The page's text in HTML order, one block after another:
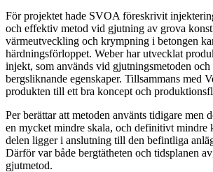
För projektet hade SVOA föreskrivit
och effektiv metod vid gjutning av grova
värmeutveckling och krympning i betongen
härdningsförloppet. Weber har utvecklat
injekt, som används vid gjutningsmetoden och
bergsliknande egenskaper. Tillsammans med
produkten till ett bra koncept och
Per berättar att metoden använts tidigare men
en mycket mindre skala, och definitivt mindre
delen ligger i anslutning till den befintliga
Därför var både bergtätheten och tidsplanen
gjutmetod.